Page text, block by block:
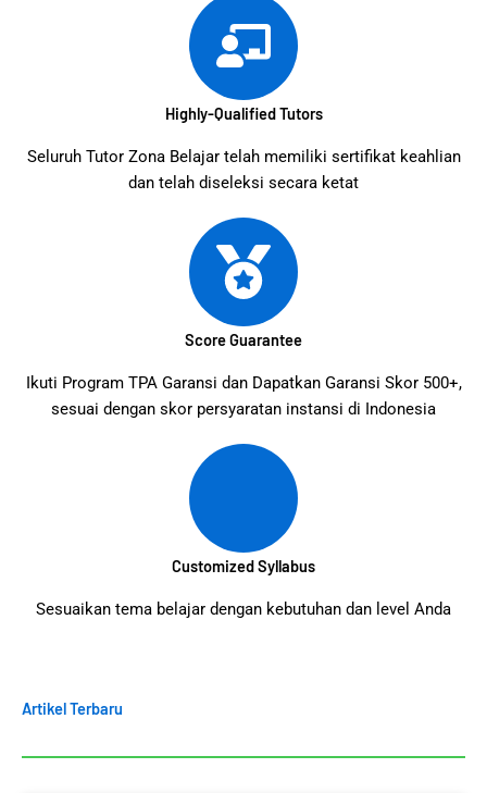
Highly-Qualified Tutors
Seluruh Tutor Zona Belajar telah memiliki sertifikat keahlian
dan telah diseleksi secara ketat
Score Guarantee
Ikuti Program TPA Garansi dan Dapatkan Garansi Skor 500+,
sesuai dengan skor persyaratan instansi di Indonesia
Customized Syllabus
Sesuaikan tema belajar dengan kebutuhan dan level Anda
Artikel Terbaru